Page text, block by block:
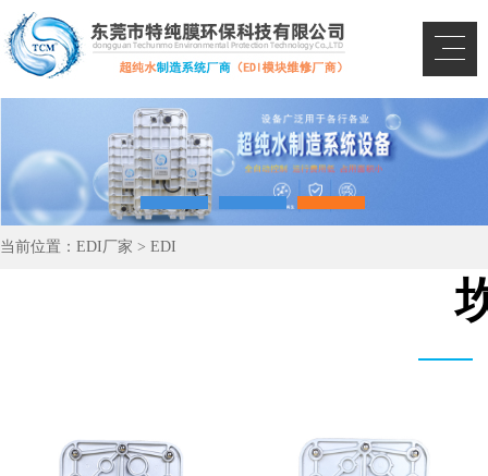
当前位置： EDI厂家 > EDI